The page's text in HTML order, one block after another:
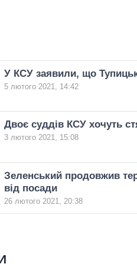
У КСУ заявили, що
5 лютого 2021, 14:42
Двоє суддів КСУ хочуть
3 лютого 2021, 15:08
Зеленський продовжив
від посади
26 лютого 2021, 20:38